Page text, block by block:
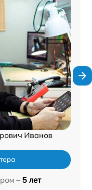
Иванов
– 5 лет